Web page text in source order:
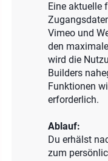
Eine aktuelle
Vimeo und
den
wird die
Builders
Funktionen
erforderlich.
Ablauf:
Du erhälst
zum